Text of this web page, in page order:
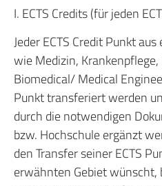
I. ECTS Credits (für jeden
Jeder ECTS Credit Punkt
wie Medizin,
Biomedical/ Medical
Punkt transferiert werden
durch die notwendigen
bzw. Hochschule ergänzt
den Transfer seiner ECTS
erwähnten Gebiet wünscht,